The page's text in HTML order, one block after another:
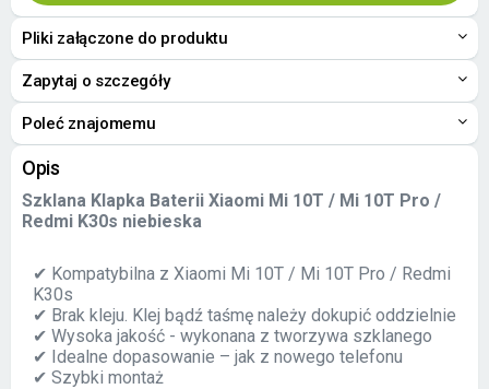
Pliki załączone do produktu
Zapytaj o szczegóły
Poleć znajomemu
Opis
Szklana Klapka Baterii Xiaomi Mi 10T / Mi 10T Pro /
Redmi K30s niebieska
✔ Kompatybilna z Xiaomi Mi 10T / Mi 10T Pro / Redmi
K30s
✔ Brak kleju. Klej bądź taśmę należy dokupić oddzielnie
✔ Wysoka jakość - wykonana z tworzywa szklanego
✔ Idealne dopasowanie – jak z nowego telefonu
✔ Szybki montaż